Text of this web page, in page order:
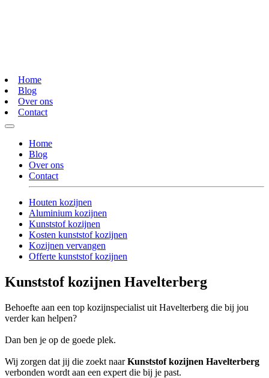
Home
Blog
Over ons
Contact
Home
Blog
Over ons
Contact
Houten kozijnen
Aluminium kozijnen
Kunststof kozijnen
Kosten kunststof kozijnen
Kozijnen vervangen
Offerte kunststof kozijnen
Kunststof kozijnen Havelterberg
Behoefte aan een top kozijnspecialist uit Havelterberg die bij jou
verder kan helpen?
Dan ben je op de goede plek.
Wij zorgen dat jij die zoekt naarKunststof kozijnen Havelterberg
verbonden wordt aan een expert die bij je past.